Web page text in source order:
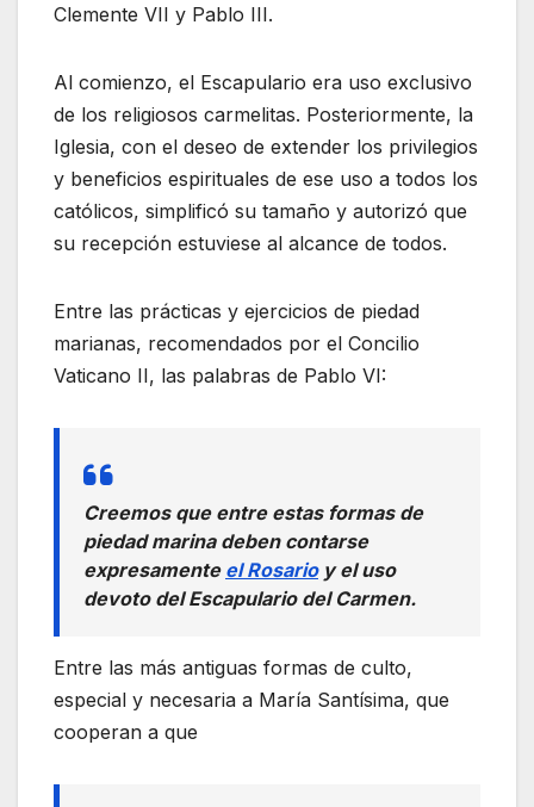
Clemente VII y Pablo III.
Al comienzo, el Escapulario era uso exclusivo
de los religiosos carmelitas. Posteriormente, la
Iglesia, con el deseo de extender los privilegios
y beneficios espirituales de ese uso a todos los
católicos, simplificó su tamaño y autorizó que
su recepción estuviese al alcance de todos.
Entre las prácticas y ejercicios de piedad
marianas, recomendados por el Concilio
Vaticano II, las palabras de Pablo VI:
Creemos que entre estas formas de
piedad marina deben contarse
expresamente el Rosarioy el uso
devoto del Escapulario del Carmen.
Entre las más antiguas formas de culto,
especial y necesaria a María Santísima, que
cooperan a que